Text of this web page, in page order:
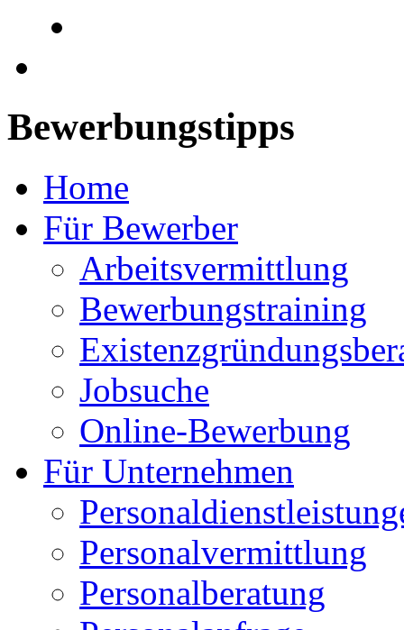
Bewerbungstipps
Home
Für Bewerber
Arbeitsvermittlung
Bewerbungstraining
Jobsuche
Online-Bewerbung
Für Unternehmen
Personalvermittlung
Personalberatung